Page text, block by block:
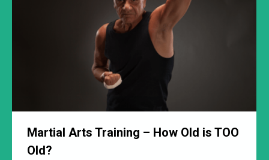
Martial Arts Training – How Old is TOO
Old?